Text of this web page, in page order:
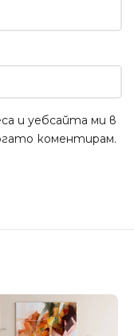
и уебсайта ми в
коментирам.